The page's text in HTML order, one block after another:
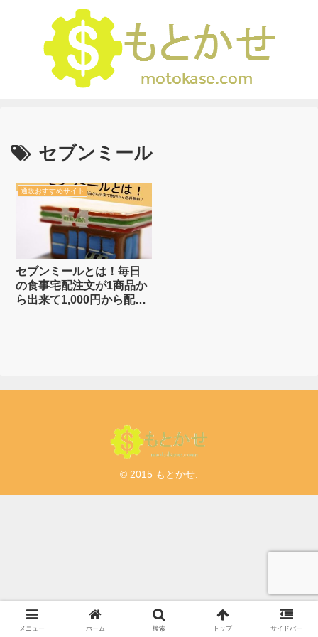
セブンミール
通販おすすめサイト
セブンミールとは！毎日
の食事宅配注文が1商品か
ら出来て1,000円から配
© 2015 もとかせ.
メニュー ホーム 検索 トップ サイドバー